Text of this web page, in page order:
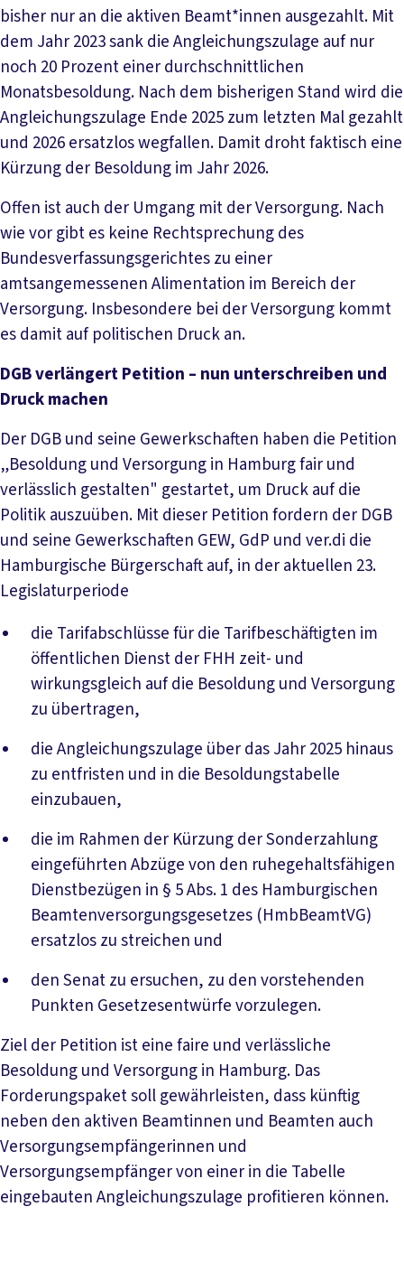
bisher nur an die aktiven Beamt*innen ausgezahlt. Mit
dem Jahr 2023 sank die Angleichungszulage auf nur
noch 20 Prozent einer durchschnittlichen
Monatsbesoldung. Nach dem bisherigen Stand wird die
Angleichungszulage Ende 2025 zum letzten Mal gezahlt
und 2026 ersatzlos wegfallen. Damit droht faktisch eine
Kürzung der Besoldung im Jahr 2026.
Offen ist auch der Umgang mit der Versorgung. Nach
wie vor gibt es keine Rechtsprechung des
Bundesverfassungsgerichtes zu einer
amtsangemessenen Alimentation im Bereich der
Versorgung. Insbesondere bei der Versorgung kommt
es damit auf politischen Druck an.
DGB verlängert Petition – nun unterschreiben und
Druck machen
Der DGB und seine Gewerkschaften haben die Petition
„Besoldung und Versorgung in Hamburg fair und
verlässlich gestalten" gestartet, um Druck auf die
Politik auszuüben. Mit dieser Petition fordern der DGB
und seine Gewerkschaften GEW, GdP und ver.di die
Hamburgische Bürgerschaft auf, in der aktuellen 23.
Legislaturperiode
die Tarifabschlüsse für die Tarifbeschäftigten im
öffentlichen Dienst der FHH zeit- und
wirkungsgleich auf die Besoldung und Versorgung
zu übertragen,
die Angleichungszulage über das Jahr 2025 hinaus
zu entfristen und in die Besoldungstabelle
einzubauen,
die im Rahmen der Kürzung der Sonderzahlung
eingeführten Abzüge von den ruhegehaltsfähigen
Dienstbezügen in § 5 Abs. 1 des Hamburgischen
Beamtenversorgungsgesetzes (HmbBeamtVG)
ersatzlos zu streichen und
den Senat zu ersuchen, zu den vorstehenden
Punkten Gesetzesentwürfe vorzulegen.
Ziel der Petition ist eine faire und verlässliche
Besoldung und Versorgung in Hamburg. Das
Forderungspaket soll gewährleisten, dass künftig
neben den aktiven Beamtinnen und Beamten auch
Versorgungsempfängerinnen und
Versorgungsempfänger von einer in die Tabelle
eingebauten Angleichungszulage profitieren können.